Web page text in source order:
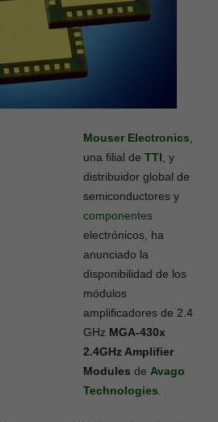
Mouser Electronics
una filial de TTI , y
distribuidor global de
semiconductores y
componentes
electrónicos, ha
anunciado la
disponibilidad de los
módulos
amplificadores de 2.4
GHz MGA-430x
2.4GHz Amplifier
Modules de Avago
Technologies